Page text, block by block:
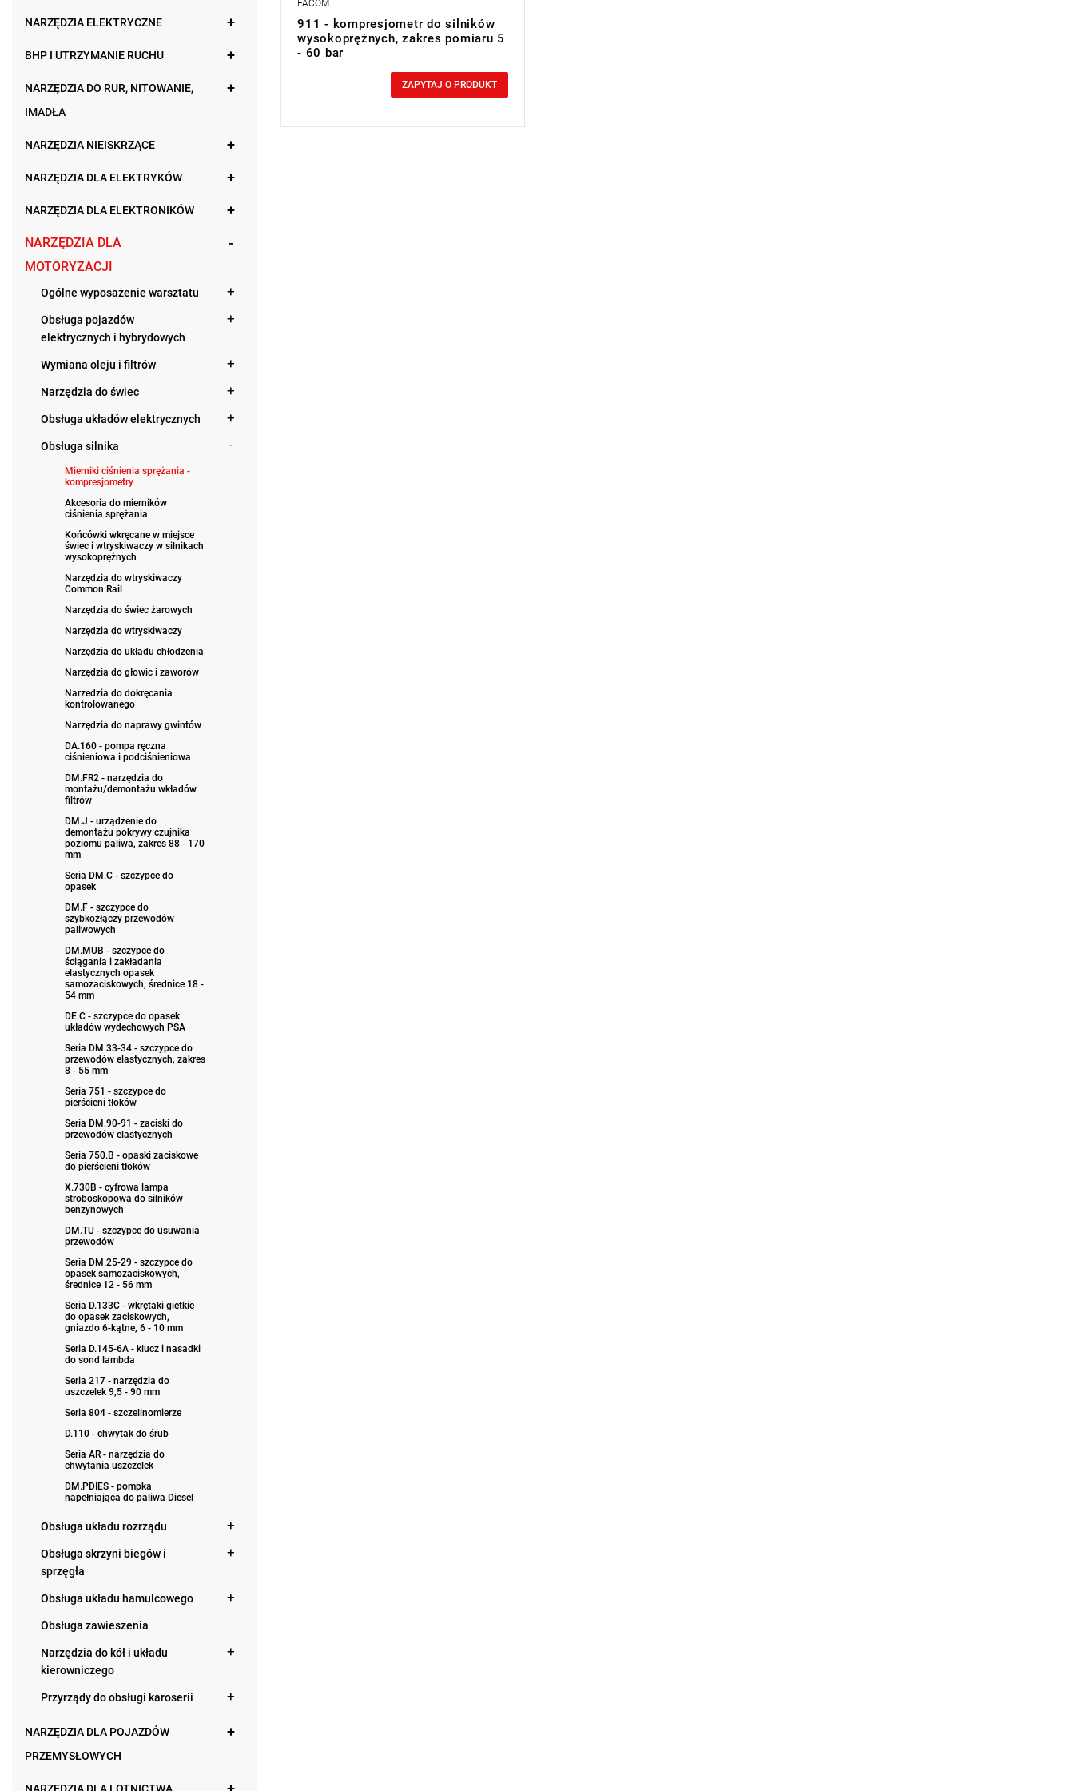
NARZĘDZIA ELEKTRYCZNE
BHP I UTRZYMANIE RUCHU
NARZĘDZIA DO RUR, NITOWANIE,
IMADŁA
NARZĘDZIA NIEISKRZĄCE
NARZĘDZIA DLA ELEKTRYKÓW
NARZĘDZIA DLA ELEKTRONIKÓW
NARZĘDZIA DLA
MOTORYZACJI
Ogólne wyposażenie warsztatu
Obsługa pojazdów
elektrycznych i hybrydowych
Wymiana oleju i filtrów
Narzędzia do świec
Obsługa układów elektrycznych
Obsługa silnika
Mierniki ciśnienia sprężania -
kompresjometry
Akcesoria do mierników
ciśnienia sprężania
Końcówki wkręcane w miejsce
świec i wtryskiwaczy w silnikach
wysokoprężnych
Narzędzia do wtryskiwaczy
Common Rail
Narzędzia do świec żarowych
Narzędzia do wtryskiwaczy
Narzędzia do układu chłodzenia
Narzędzia do głowic i zaworów
Narzedzia do dokręcania
kontrolowanego
Narzędzia do naprawy gwintów
DA.160 - pompa ręczna
ciśnieniowa i podciśnieniowa
DM.FR2 - narzędzia do
montażu/demontażu wkładów
filtrów
DM.J - urządzenie do
demontażu pokrywy czujnika
poziomu paliwa, zakres 88 - 170
mm
Seria DM.C - szczypce do
opasek
DM.F - szczypce do
szybkozłączy przewodów
paliwowych
DM.MUB - szczypce do
ściągania i zakładania
elastycznych opasek
samozaciskowych, średnice 18 -
54 mm
DE.C - szczypce do opasek
układów wydechowych PSA
Seria DM.33-34 - szczypce do
przewodów elastycznych, zakres
8 - 55 mm
Seria 751 - szczypce do
pierścieni tłoków
Seria DM.90-91 - zaciski do
przewodów elastycznych
Seria 750.B - opaski zaciskowe
do pierścieni tłoków
X.730B - cyfrowa lampa
stroboskopowa do silników
benzynowych
DM.TU - szczypce do usuwania
przewodów
Seria DM.25-29 - szczypce do
opasek samozaciskowych,
średnice 12 - 56 mm
Seria D.133C - wkrętaki giętkie
do opasek zaciskowych,
gniazdo 6-kątne, 6 - 10 mm
Seria D.145-6A - klucz i nasadki
do sond lambda
Seria 217 - narzędzia do
uszczelek 9,5 - 90 mm
Seria 804 - szczelinomierze
D.110 - chwytak do śrub
Seria AR - narzędzia do
chwytania uszczelek
DM.PDIES - pompka
napełniająca do paliwa Diesel
Obsługa układu rozrządu
Obsługa skrzyni biegów i
sprzęgła
Obsługa układu hamulcowego
Obsługa zawieszenia
Narzędzia do kół i układu
kierowniczego
Przyrządy do obsługi karoserii
NARZĘDZIA DLA POJAZDÓW
PRZEMYSŁOWYCH
FACOM
911 - kompresjometr do silników
wysokoprężnych, zakres pomiaru 5
- 60 bar
ZAPYTAJ O PRODUKT